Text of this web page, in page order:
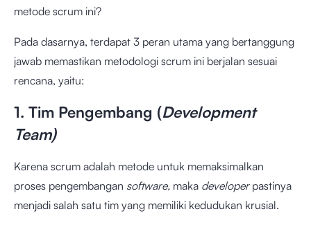
metode scrum ini?
Pada dasarnya, terdapat 3 peran utama yang bertanggung
jawab memastikan metodologi scrum ini berjalan sesuai
rencana, yaitu:
1. Tim Pengembang (Development
Team)
Karena scrum adalah metode untuk memaksimalkan
proses pengembangan software, maka developer pastinya
menjadi salah satu tim yang memiliki kedudukan krusial.